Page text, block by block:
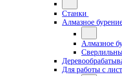
Станки
Алмазное
Алмазное
Для работы с